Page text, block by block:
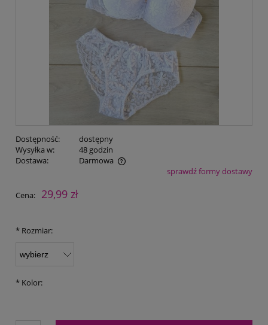
Dostępność:
dostępny
Wysyłka w:
48 godzin
Dostawa:
Darmowa
Cena nie zawiera ewentualnych kosztów płatnościsprawdź formy dostawy
Cena: 29,99 zł
* Rozmiar:
* Kolor: